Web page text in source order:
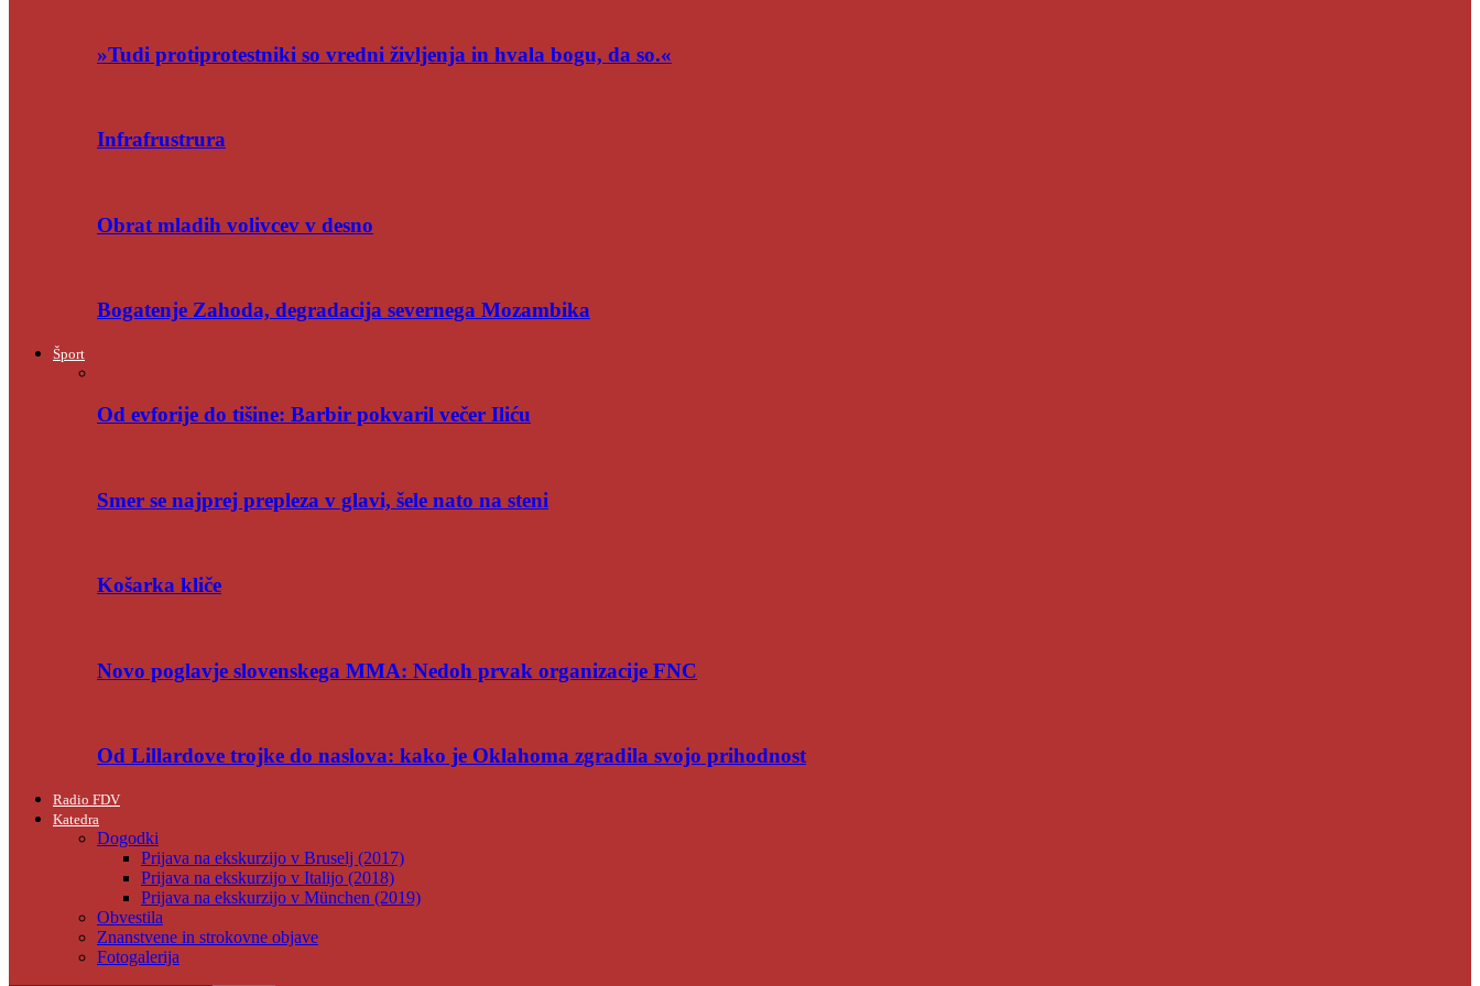
»Tudi protiprotestniki so vredni življenja in hvala bogu, da so.«
Infrafrustrura
Obrat mladih volivcev v desno
Bogatenje Zahoda, degradacija severnega Mozambika
Šport
Od evforije do tišine: Barbir pokvaril večer Iliću
Smer se najprej prepleza v glavi, šele nato na steni
Košarka kliče
Novo poglavje slovenskega MMA: Nedoh prvak organizacije FNC
Od Lillardove trojke do naslova: kako je Oklahoma zgradila svojo prihodnost
Radio FDV
Katedra
Dogodki
Prijava na ekskurzijo v Bruselj (2017)
Prijava na ekskurzijo v Italijo (2018)
Prijava na ekskurzijo v München (2019)
Obvestila
Znanstvene in strokovne objave
Fotogalerija